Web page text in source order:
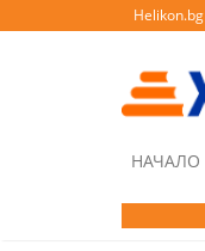
Helikon.bg
НАЧАЛО